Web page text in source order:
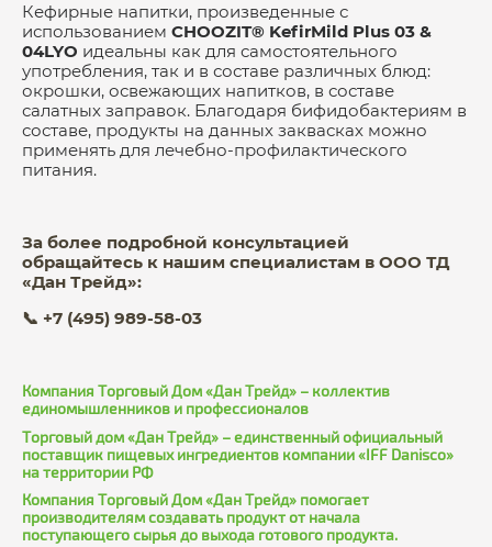
Кефирные напитки, произведенные с
использованием CHOOZIT® KefirMild Plus 03 &
04LYO идеальны как для самостоятельного
употребления, так и в составе различных блюд:
окрошки, освежающих напитков, в составе
салатных заправок. Благодаря бифидобактериям в
составе, продукты на данных заквасках можно
применять для лечебно-профилактического
питания.
За более подробной консультацией
обращайтесь к нашим специалистам в ООО ТД
«Дан Трейд»:
📞 +7 (495) 989-58-03
Компания Торговый Дом «Дан Трейд» – коллектив
единомышленников и профессионалов
Торговый дом «Дан Трейд» – единственный официальный
поставщик пищевых ингредиентов компании «IFF Danisco»
на территории РФ
Компания Торговый Дом «Дан Трейд» помогает
производителям создавать продукт от начала
поступающего сырья до выхода готового продукта.